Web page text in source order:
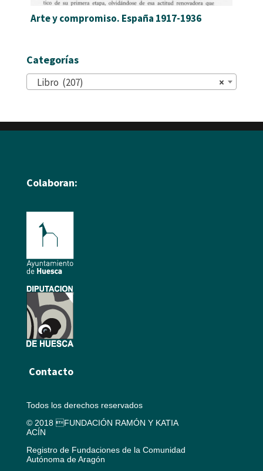
Arte y compromiso. España 1917-1936
Categorías
×
Libro (207)
Colaboran:
Contacto
Todos los derechos reservados
© 2018 FUNDACIÓN RAMÓN Y KATIA
ACÍN
Registro de Fundaciones de la Comunidad
Autónoma de Aragón